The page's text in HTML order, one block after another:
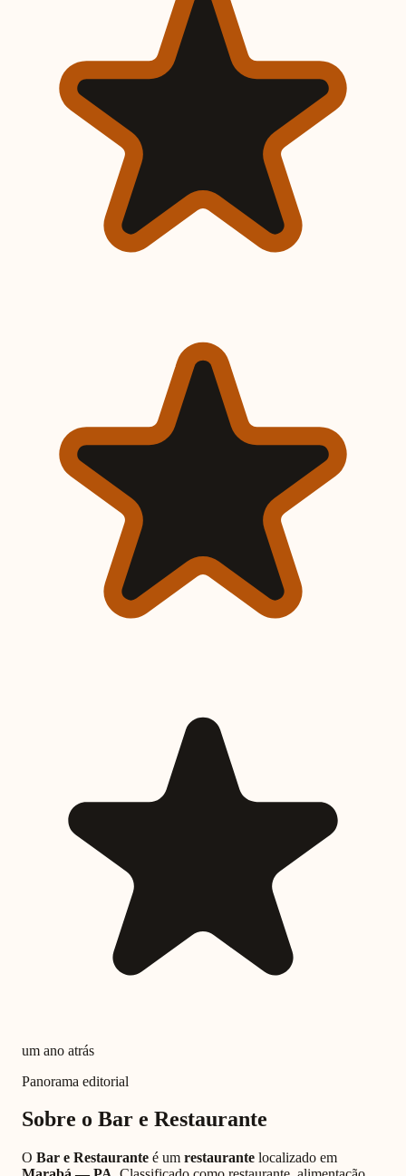
um ano atrás
Panorama editorial
Sobre o Bar e Restaurante
O Bar e Restaurante é um restaurante localizado em